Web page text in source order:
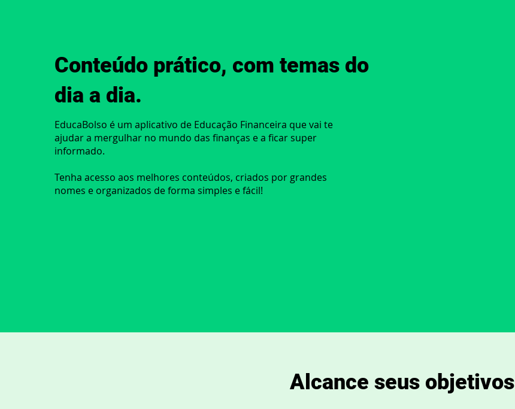
Conteúdo prático, com temas do
dia a dia.
EducaBolso é um aplicativo de Educação Financeira que vai te
ajudar a mergulhar no mundo das finanças e a ficar super
informado.
Tenha acesso aos melhores conteúdos, criados por grandes
nomes e organizados de forma simples e fácil!
Alcance seus objetivos